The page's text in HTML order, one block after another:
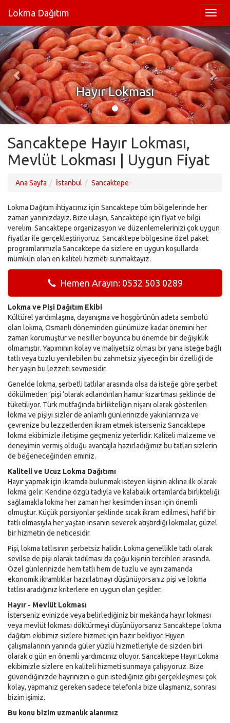
Lokma Dağıtım
Hayır Lokması
Sancaktepe Hayır Lokması,
Mevlüt Lokması | Uygun Fiyat
Ana Sayfa İstanbul Sancaktepe
Lokma Dağıtım ihtiyacınız için Sancaktepe tüm bölgelerinde her
zaman yanınızdayız. Bize ulaşın, Sancaktepe için fiyat ve bilgi
verelim. Sancaktepe organizasyon ve düzenlemelerinizi çok uygun
fiyatlar ile gerçekleştiriyoruz. Sancaktepe bölgesine özel paket
programlarımızla Sancaktepe da sizlere en uygun koşullarda
mümkün olan en kaliteli hizmeti sunmaktayız.
Hemen Arayın: 0532 503 0289
Lokma ve Pişi Dağıtım Ekibi
Kültürel yardımlaşma, dayanışma ve hoşgörünün adeta sembolü
olan lokma, Osmanlı döneminden günümüze kadar önemini her
zaman korumuştur ve nesiller boyunca bu önemde bir değişiklik
olmamıştır. Yapımının kolay ve maliyetsiz olması bir yana isteğe bağlı
tatlı veya tuzlu yenilebilen bu zahmetsiz yiyeceğin bir özelliği de
her yaşın bu lezzeti sevmesidir.
Genelde lokma, şerbetli tatlılar arasında olsa da isteğe göre şerbet
dökülmeden ‘pişi ‘olarak adlandırılan hamur kızartması şeklinde de
tüketiliyor. Türk mutfağında birlikteliğin nişanı olarak gösterilen
lokma ve pişiyi sizler de anlamlı günlerinizde yakınlarınıza ve
çevrenize bu lezzetlerden ikram etmek isterseniz Sancaktepe
lokma ekibimizle iletişime geçmeniz yeterlidir. Kaliteli malzeme ve
deneyimin vermiş olduğu avantajla hazırladığımız bu tatları sizlerin
de beğeneceğinden eminiz.
Kaliteli ve Ucuz Lokma Dağıtımı
Hayır yapmak için ikramda bulunmak isteyen kişinin aklına ilk olarak
lokma gelir. Kendine özgü tadıyla ve kalabalık ortamlarda birlikteliği
sağlamakla lokma her zaman her kesimden insan için önemli
olmuştur. Küçük porsiyonlar şeklinde sıcak ikram edilmesi, hafif bir
tatlı olmasıyla her yaştan insanın severek atıştırdığı lokmalar, güzel
bir hizmetin de neticesidir.
Pişi, lokma tatlısının şerbetsiz halidir. Lokma genellikle tatlı olarak
sevilse de pişi olarak tadılması da çoğu kişinin tercihleri arasında.
Özel günlerinizde hem tatlı hem de tuzlu ve aynı zamanda
ekonomik ikramlıklar hazırlatmayı düşünüyorsanız pişi ve lokma
tatlısı aradığınız kriterlere en uygun olan çeşitler.
Hayır - Mevlüt Lokması
İsterseniz evinizde veya belirlediğiniz bir mekânda hayır lokması
veya mevlüt lokması döktürmeyi düşünüyorsanız Sancaktepe lokma
dağıtım ekibimiz sizlere hizmet için hazır bekliyor. Hijyen
çalışmalarının yanında güler yüzlü hizmetleriyle de sizden biri
olarak o gün en önemli yardımcınız oluyor. Sancaktepe Hayır Lokma
ekibimizle sizlere en kaliteli hizmeti sunmaya çalışıyoruz. Bize
güvendiğinizde hayrınızın o gün istediğiniz gibi gerçekleşmesi çok
kolay, yapmanız gereken sadece telefonla bize ulaşmanız, sonrası
bizim işimiz.
Bu konu bizim uzmanlık alanımız